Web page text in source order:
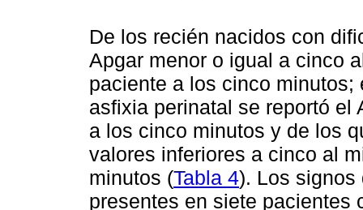
De los recién nacidos con
Apgar menor o igual a cinco
paciente a los cinco
asfixia perinatal se reportó el
a los cinco minutos y de los
valores inferiores a cinco al
minutos (Tabla 4). Los signos
presentes en siete pacientes